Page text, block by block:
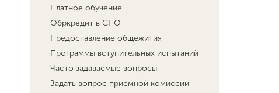
Платное обучение
Обркредит в СПО
Предоставление общежития
Программы вступительных испытаний
Часто задаваемые вопросы
Задать вопрос приемной комиссии